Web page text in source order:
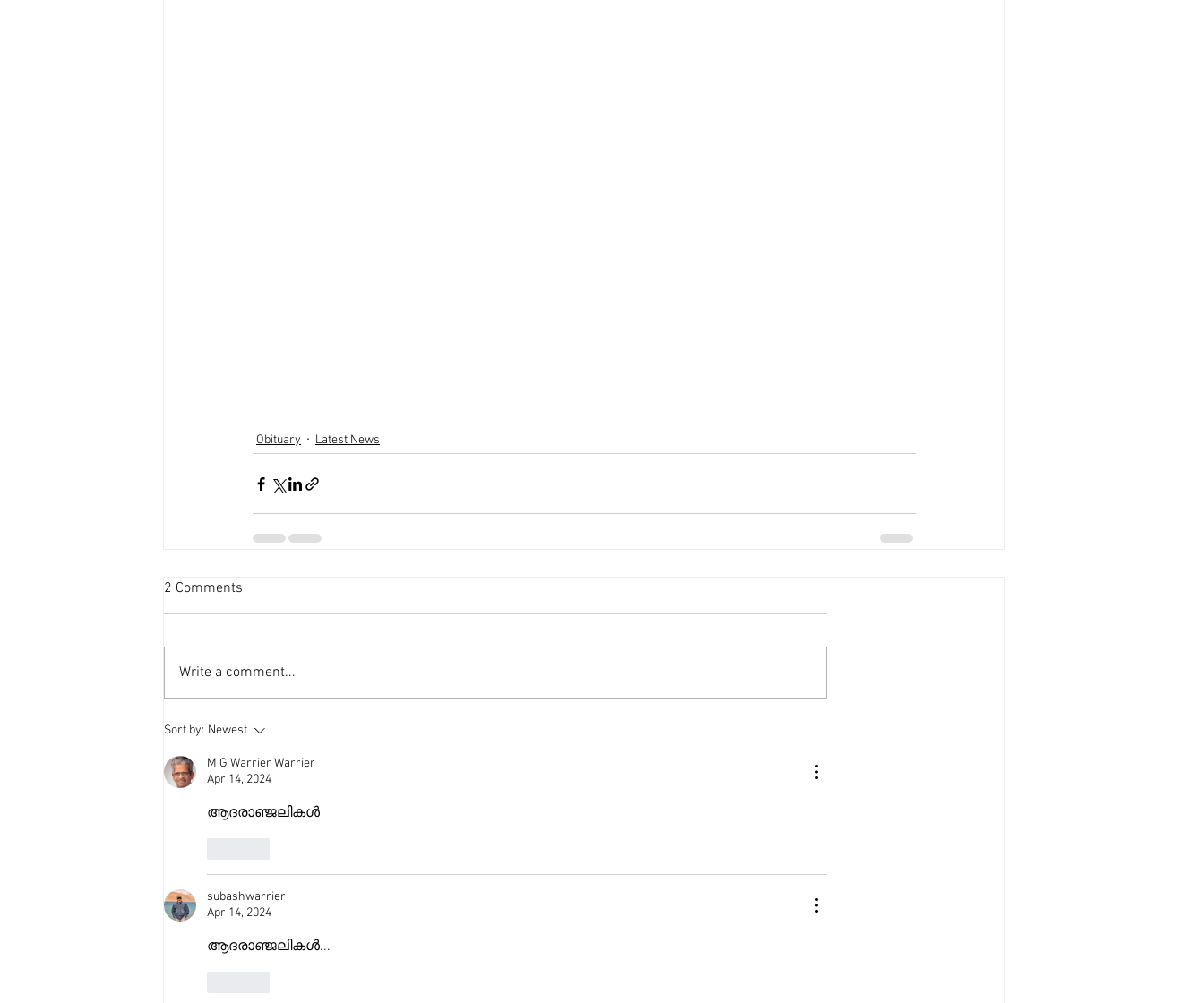
Obituary Latest News
2 Comments
Write a comment...
Sort by: Newest
M G Warrier Warrier
Apr 14, 2024
ആദരാഞ്ജലികൾ
subashwarrier
Apr 14, 2024
ആദരാഞ്ജലികൾ...